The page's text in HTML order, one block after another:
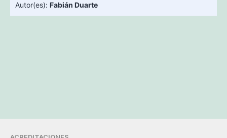
Autor(es): Fabián Duarte